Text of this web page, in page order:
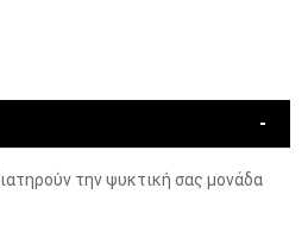
την ψυκτική σας μονάδα